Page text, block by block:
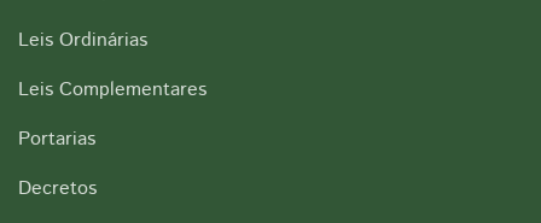
Leis Ordinárias
Leis Complementares
Portarias
Decretos